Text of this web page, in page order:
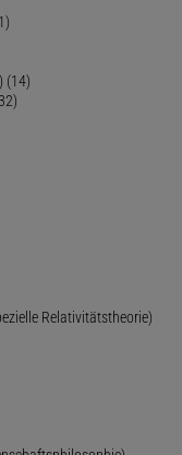
(14)
Relativitätstheorie)